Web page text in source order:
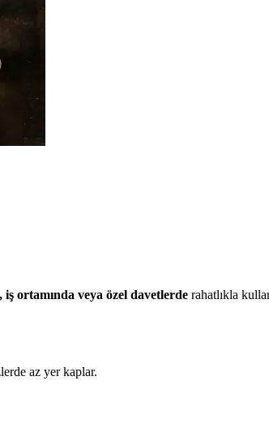
ortamında veya özel davetlerde rahatlıkla
az yer kaplar.